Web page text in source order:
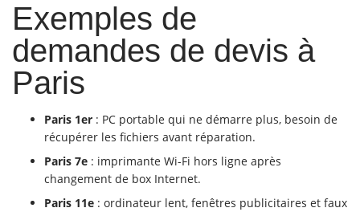
Exemples de
demandes de devis à
Paris
Paris 1er : PC portable qui ne démarre plus, besoin de
récupérer les fichiers avant réparation.
Paris 7e : imprimante Wi-Fi hors ligne après
changement de box Internet.
Paris 11e : ordinateur lent, fenêtres publicitaires et faux